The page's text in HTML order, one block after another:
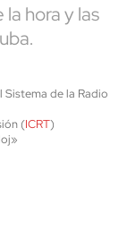
hora y las
Sistema de la Radio
(ICRT)